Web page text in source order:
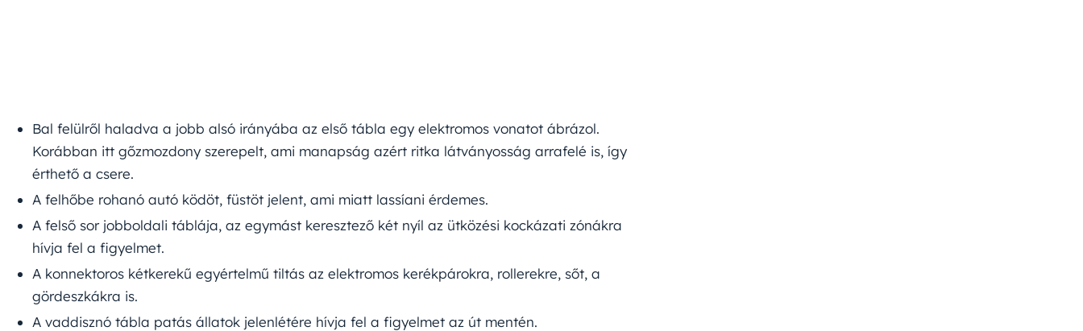
Bal felülről haladva a jobb alsó irányába az első tábla egy elektromos vonatot ábrázol.
Korábban itt gőzmozdony szerepelt, ami manapság azért ritka látványosság arrafelé is, így
érthető a csere.
A felhőbe rohanó autó ködöt, füstöt jelent, ami miatt lassíani érdemes.
A felső sor jobboldali táblája, az egymást keresztező két nyíl az ütközési kockázati zónákra
hívja fel a figyelmet.
A konnektoros kétkerekű egyértelmű tiltás az elektromos kerékpárokra, rollerekre, sőt, a
gördeszkákra is.
A vaddisznó tábla patás állatok jelenlétére hívja fel a figyelmet az út mentén.